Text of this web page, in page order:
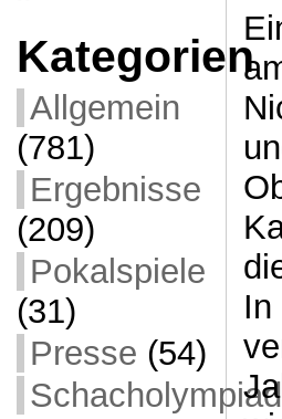
Kategorien
Allgemein
(781)
Ergebnisse
(209)
Pokalspiele
(31)
Presse (54)
In